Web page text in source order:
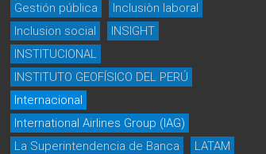
Gestión pública
Inclusiòn laboral
Inclusion social
INSIGHT
INSTITUCIONAL
INSTITUTO GEOFÍSICO DEL PERÚ
Internacional
International Airlines Group (IAG)
La Superintendencia de Banca
LATAM